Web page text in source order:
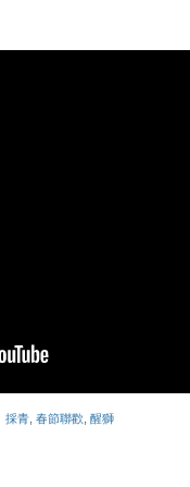
採青 春節聯歡 醒獅